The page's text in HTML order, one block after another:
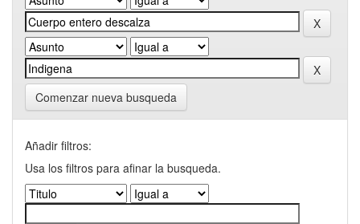
Comenzar nueva busqueda
Añadir filtros:
Usa los filtros para afinar la busqueda.